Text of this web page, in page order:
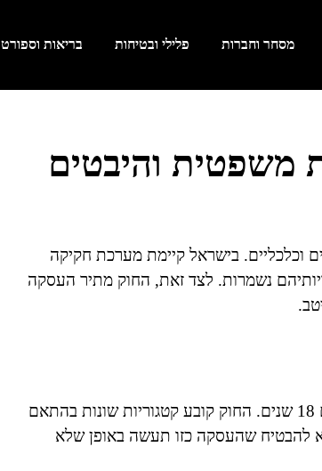
מסחר וחברות פלילי ובטיחות בריאות וספורט
משפטית והיבטים
וכלכליים. בישראל קיימת מערכת חקיקה
נשמרות. לצד זאת, החוק מתיר העסקה
עבודת ילדים בישראל מוגדרת כהעסקת קטינים שטרם מלאו להם 18 שנים. החוק קובע קטגוריות שונות בהתאם
להבטיח שהעסקה כזו תעשה באופן שלא